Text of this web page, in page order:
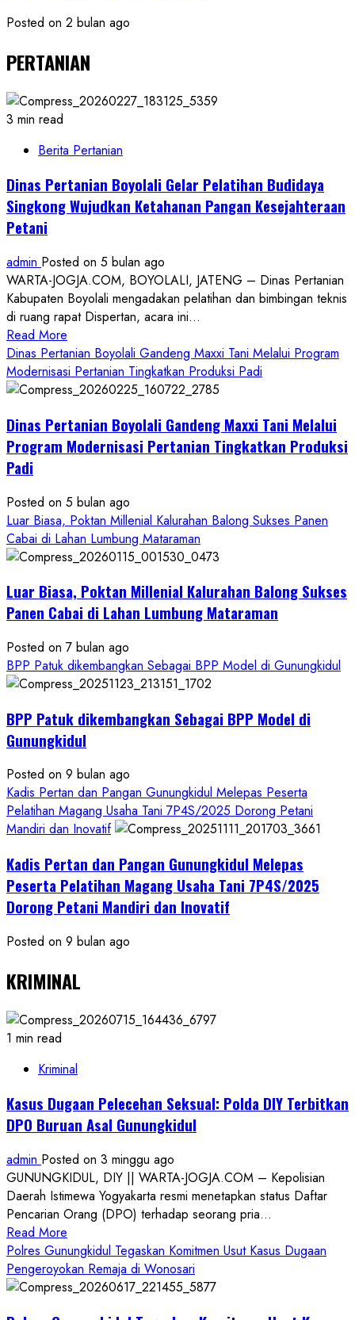
Posted on 2 bulan ago
PERTANIAN
3 min read
Berita Pertanian
Dinas Pertanian Boyolali Gelar Pelatihan Budidaya
Singkong Wujudkan Ketahanan Pangan Kesejahteraan
Petani
admin Posted on 5 bulan ago
WARTA-JOGJA.COM, BOYOLALI, JATENG – Dinas Pertanian
Kabupaten Boyolali mengadakan pelatihan dan bimbingan teknis
di ruang rapat Dispertan, acara ini...
Read More
more
about
Dinas
Boyolali
Gelar
Singkong
Wujudkan
Ketahanan
Pangan
Petani
Dinas Pertanian Boyolali Gandeng Maxxi Tani Melalui Program
Modernisasi Pertanian Tingkatkan Produksi Padi
Dinas Pertanian Boyolali Gandeng Maxxi Tani Melalui
Program Modernisasi Pertanian Tingkatkan Produksi
Padi
Posted on 5 bulan ago
Luar Biasa, Poktan Millenial Kalurahan Balong Sukses Panen
Cabai di Lahan Lumbung Mataraman
Luar Biasa, Poktan Millenial Kalurahan Balong Sukses
Panen Cabai di Lahan Lumbung Mataraman
Posted on 7 bulan ago
BPP Patuk dikembangkan Sebagai BPP Model di Gunungkidul
BPP Patuk dikembangkan Sebagai BPP Model di
Gunungkidul
Posted on 9 bulan ago
Kadis Pertan dan Pangan Gunungkidul Melepas Peserta
Pelatihan Magang Usaha Tani 7P4S/2025 Dorong Petani
Mandiri dan Inovatif
Kadis Pertan dan Pangan Gunungkidul Melepas
Peserta Pelatihan Magang Usaha Tani 7P4S/2025
Dorong Petani Mandiri dan Inovatif
Posted on 9 bulan ago
KRIMINAL
1 min read
Kriminal
Kasus Dugaan Pelecehan Seksual: Polda DIY Terbitkan
DPO Buruan Asal Gunungkidul
admin Posted on 3 minggu ago
GUNUNGKIDUL, DIY || WARTA-JOGJA.COM – Kepolisian
Daerah Istimewa Yogyakarta resmi menetapkan status Daftar
Pencarian Orang (DPO) terhadap seorang pria...
Read More
more
about
Kasus
Polres Gunungkidul Tegaskan Komitmen Usut Kasus Dugaan
Pengeroyokan Remaja di Wonosari